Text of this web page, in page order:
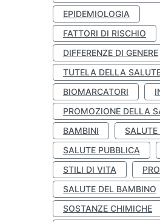
EPIDEMIOLOGIA
FATTORI DI RISCHIO
DIFFERENZE DI GENERE
TUTELA DELLA
BIOMARCATORI
PROMOZIONE DELLA
BAMBINI
SALUTE PUBBLICA
STILI DI VITA
SALUTE DEL BAMBINO
SOSTANZE CHIMICHE